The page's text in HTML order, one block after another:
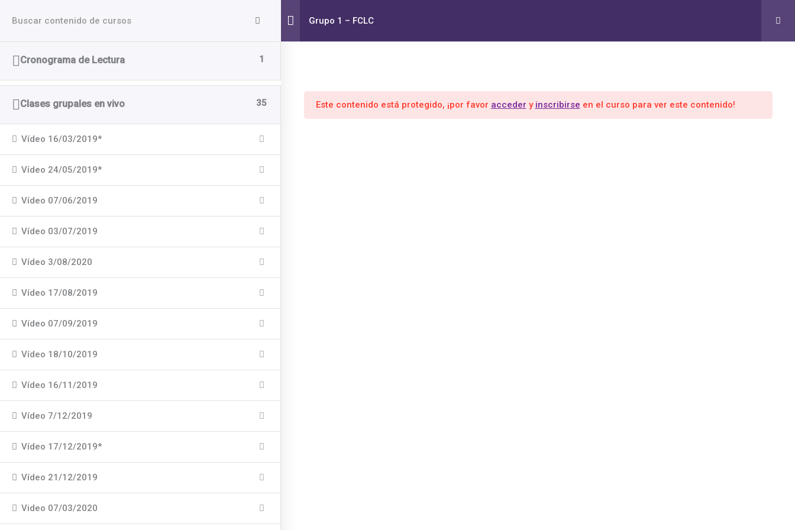
contenido
Escuela Punto Cero -
Aula Online
EMPRENDEDORES BAGUÉS
Grupo 365 Días
Inicio Cursos Grupos de la Formación
Grupo 1 – FCLC
Cronograma de Lectura 1
Clases grupales en vivo 35
Vídeo 16/03/2019*
Vídeo 24/05/2019*
Vídeo 07/06/2019
Vídeo 03/07/2019
Vídeo 3/08/2020
Vídeo 17/08/2019
Vídeo 07/09/2019
Vídeo 18/10/2019
Vídeo 16/11/2019
Vídeo 7/12/2019
Vídeo 17/12/2019*
Vídeo 21/12/2019
Video 07/03/2020
Este contenido está protegido, ¡por favor acceder y inscribirse en el curso para ver este contenido!